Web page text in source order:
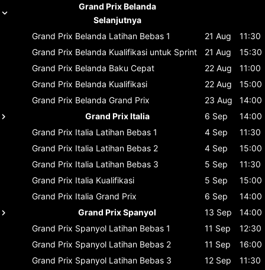
Grand Prix Belanda
Selanjutnya
Grand Prix Belanda Latihan Bebas 1 21 Aug
11:30
Grand Prix Belanda Kualifikasi untuk Sprint 21 Aug
15:30
Grand Prix Belanda Baku Cepat 22 Aug
11:00
Grand Prix Belanda Kualifikasi 22 Aug
15:00
Grand Prix Belanda Grand Prix 23 Aug
14:00
Grand Prix Italia
6 Sep
14:00
Grand Prix Italia Latihan Bebas 1 4 Sep
11:30
Grand Prix Italia Latihan Bebas 2 4 Sep
15:00
Grand Prix Italia Latihan Bebas 3 5 Sep
11:30
Grand Prix Italia Kualifikasi 5 Sep
15:00
Grand Prix Italia Grand Prix 6 Sep
14:00
Grand Prix Spanyol
13 Sep
14:00
Grand Prix Spanyol Latihan Bebas 1 11 Sep
12:30
Grand Prix Spanyol Latihan Bebas 2 11 Sep
16:00
Grand Prix Spanyol Latihan Bebas 3 12 Sep
11:30